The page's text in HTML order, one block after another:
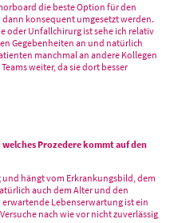
die beste Option für den
konsequent umgesetzt werden.
oder Unfallchirurg ist sehe ich relativ
Gegebenheiten an und natürlich
manchmal an andere Kollegen
weiter, da sie dort besser
Prozedere kommt auf den
hängt vom Erkrankungsbild, dem
auch dem Alter und den
erwartende Lebenserwartung ist ein
nach wie vor nicht zuverlässig